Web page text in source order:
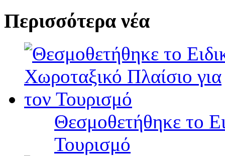
Περισσότερα νέα
Θεσμοθετήθηκε το
Τουρισμό